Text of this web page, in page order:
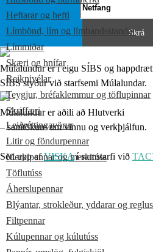
Heftarar og hefti
Límbönd, lím og límbandsstandar
Límmiðar
Skæri og hnífar
Reiknivélar
Teygjur, bréfaklemmur og töflupinnar
Skriffæri
Leiðréttingavörur
Litir og föndurpennar
Merkipennar og merkitúss
Töflutúss
Áherslupennar
Blýantar, strokleður, yddarar og
Filtpennar
Kúlupennar og kúlutúss
Múlalundur er í eigu SÍBS og
SÍBS styður við starfsemi Múlalundar.
Múlalundur er aðili að Hlutverki
– samtökum um vinnu og verkþjálfun.
Sett upp afVISKAí samstarfi við